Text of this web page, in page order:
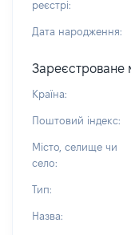
реєстрі:
Дата народження:
Зареєстроване
Країна:
Поштовий індекс:
Місто, селище чи
село:
Тип:
Назва: